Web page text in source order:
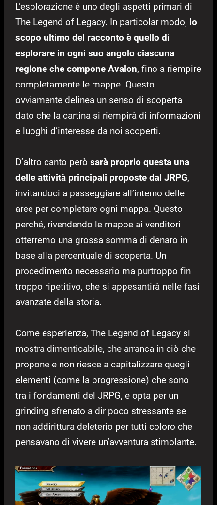
L’esplorazione è uno degli aspetti primari di
The Legend of Legacy. In particolar modo, lo
scopo ultimo del racconto è quello di
esplorare in ogni suo angolo ciascuna
regione che compone Avalon, fino a riempire
completamente le mappe. Questo
ovviamente delinea un senso di scoperta
dato che la cartina si riempirà di informazioni
e luoghi d’interesse da noi scoperti.
D’altro canto però sarà proprio questa una
delle attività principali proposte dal JRPG,
invitandoci a passeggiare all’interno delle
aree per completare ogni mappa. Questo
perché, rivendendo le mappe ai venditori
otterremo una grossa somma di denaro in
base alla percentuale di scoperta. Un
procedimento necessario ma purtroppo fin
troppo ripetitivo, che si appesantirà nelle fasi
avanzate della storia.
Come esperienza, The Legend of Legacy si
mostra dimenticabile, che arranca in ciò che
propone e non riesce a capitalizzare quegli
elementi (come la progressione) che sono
tra i fondamenti del JRPG, e opta per un
grinding sfrenato a dir poco stressante se
non addirittura deleterio per tutti coloro che
pensavano di vivere un’avventura stimolante.